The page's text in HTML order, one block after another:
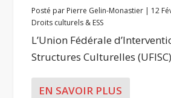
Posté par Pierre Gelin-Monastier | 12
Droits culturels & ESS
L’Union Fédérale
Structures Culturelles
EN SAVOIR PLUS